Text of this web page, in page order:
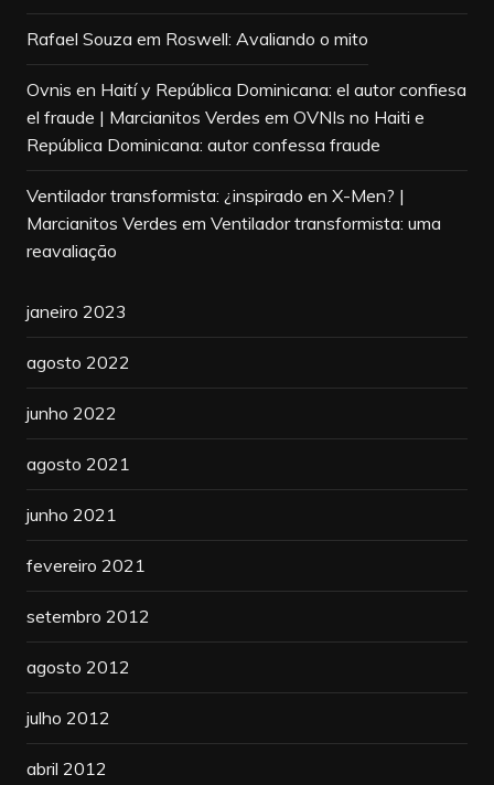
Rafael Souza em Roswell: Avaliando o mito
Ovnis en Haití y República Dominicana: el autor confiesa
el fraude | Marcianitos Verdes em OVNIs no Haiti e
República Dominicana: autor confessa fraude
Ventilador transformista: ¿inspirado en X-Men? |
Marcianitos Verdes em Ventilador transformista: uma
reavaliação
janeiro 2023
agosto 2022
junho 2022
agosto 2021
junho 2021
fevereiro 2021
setembro 2012
agosto 2012
julho 2012
abril 2012